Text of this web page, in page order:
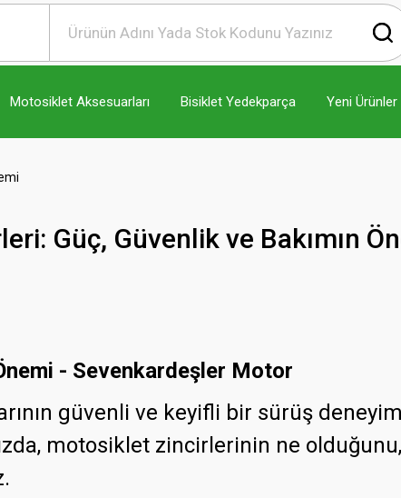
Motosiklet Aksesuarları Bisiklet Yedekparça Yeni Ürünler
Güç, Güvenlik ve Bakımın
- Sevenkardeşler Motor
güvenli ve keyifli bir sürüş
motosiklet zincirlerinin ne olduğunu,